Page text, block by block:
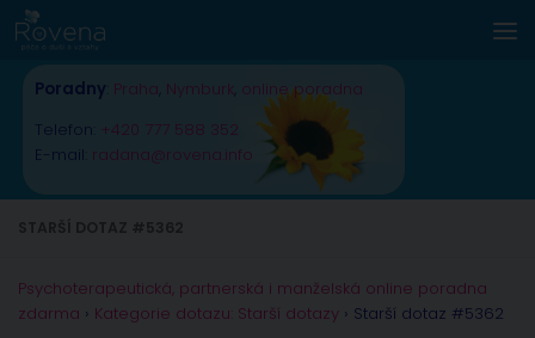
Skip to content
Poradny Praha Nymburk online poradna
Telefon: +420 777 588 352
E-mail: radana@rovena.info
Psychoterapeutická, partnerská i manželská online poradna
zdarma › Kategorie dotazu: Starší dotazy › Starší dotaz #5362